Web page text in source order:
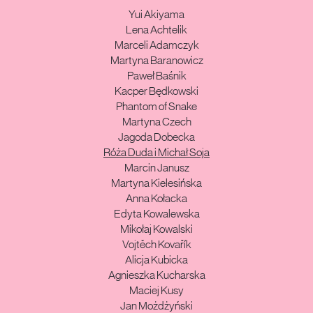
Yui Akiyama
Lena Achtelik
Marceli Adamczyk
Martyna Baranowicz
Paweł Baśnik
Kacper Będkowski
Phantom of Snake
Martyna Czech
Jagoda Dobecka
Róża Duda i Michał Soja
Marcin Janusz
Martyna Kielesińska
Anna Kołacka
Edyta Kowalewska
Mikołaj Kowalski
Vojtěch Kovařík
Alicja Kubicka
Agnieszka Kucharska
Maciej Kusy
Jan Możdżyński